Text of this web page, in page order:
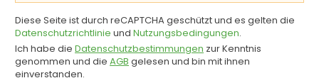
Diese Seite ist durch reCAPTCHA geschützt und es gelten die
Datenschutzrichtlinie und Nutzungsbedingungen.
Ich habe die Datenschutzbestimmungen zur Kenntnis
genommen und die AGB gelesen und bin mit ihnen
einverstanden.